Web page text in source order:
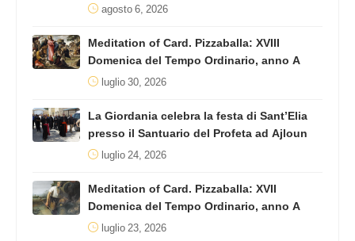
agosto 6, 2026
Meditation of Card. Pizzaballa: XVIII
Domenica del Tempo Ordinario, anno A
luglio 30, 2026
La Giordania celebra la festa di Sant’Elia
presso il Santuario del Profeta ad Ajloun
luglio 24, 2026
Meditation of Card. Pizzaballa: XVII
Domenica del Tempo Ordinario, anno A
luglio 23, 2026